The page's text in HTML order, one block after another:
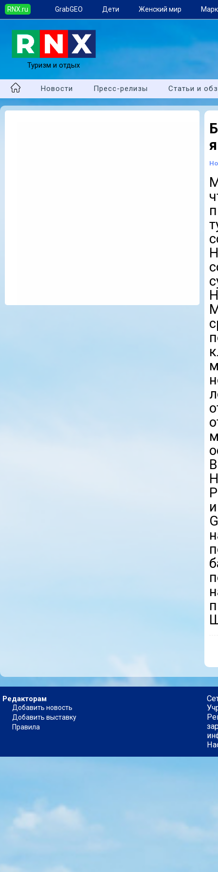
RNX.ru GrabGEO Дети Женский мир
Туризм и отдых
Новости Пресс-релизы Статьи и
Редакторам
Добавить новость
Добавить выставку
Правила